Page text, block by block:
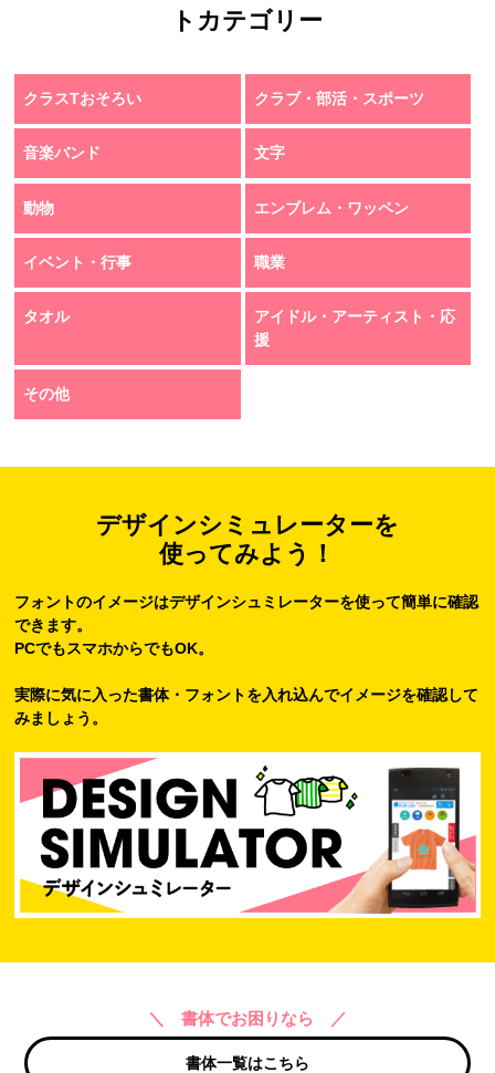
トカテゴリー
クラスTおそろい クラブ・部活・スポーツ
音楽バンド 文字
動物 エンブレム・ワッペン
イベント・行事 職業
タオル
アイドル・アーティスト・応
援
その他
デザインシミュレーターを
使ってみよう！
フォントのイメージはデザインシュミレーターを使って簡単に確認
できます。
PCでもスマホからでもOK。
実際に気に入った書体・フォントを入れ込んでイメージを確認して
みましょう。
＼ 書体でお困りなら ／
書体一覧はこちら